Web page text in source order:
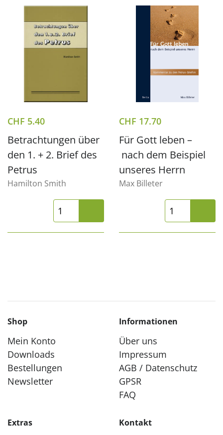
CHF 5.40
Betrachtungen über
den 1. + 2. Brief des
Petrus
Hamilton Smith
CHF 17.70
Für Gott leben –
nach dem Beispiel
unseres Herrn
Max Billeter
Shop
Mein Konto
Downloads
Bestellungen
Newsletter
Informationen
Über uns
Impressum
AGB / Datenschutz
GPSR
FAQ
Extras Kontakt